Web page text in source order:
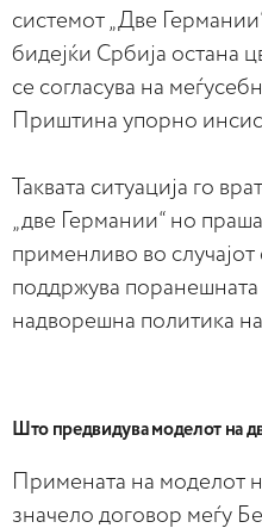
системот „Две
бидејќи Србија остана
се согласува на
Приштина упорно
Таквата ситуација го
„две Германии“ но
применливо во
поддржува поранешната
надворешна политика
Што предвидува моделот на
Примената на моделот
значело договор меѓу